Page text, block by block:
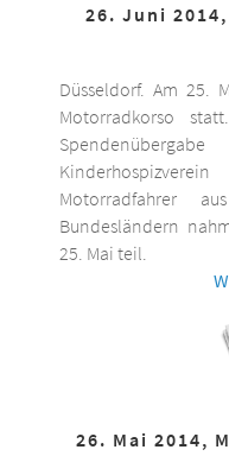
26. Juni
Düsseldorf. Am 25.
Motorradkorso
Motorradfahrer
Bundesländern
25. Mai teil.
26. Mai 2014,